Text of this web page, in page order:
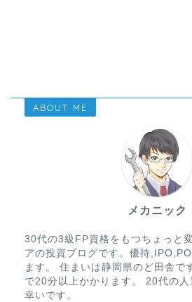
ABOUT ME
メカニック
30代の3級FP資格をもつちょっと
アの投資ブログです。優待
ます。 住まいは静岡県のど田舎で
で20分以上かかります。 20代の人
幸いです。